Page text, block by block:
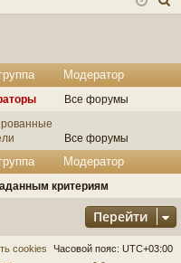
Модератор
Все форумы
Все форумы
Модератор
критериям
Перейти
Часовой пояс: UTC+03:00
cookies